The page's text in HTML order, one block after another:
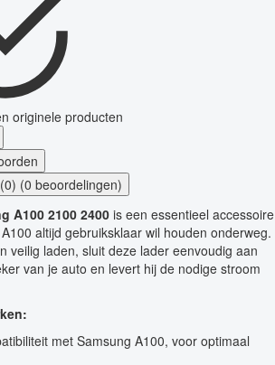
originele producten
(0 beoordelingen)
A100 2100 2400 is een essentieel accessoire
altijd gebruiksklaar wil houden onderweg.
veilig laden, sluit deze lader eenvoudig aan
van je auto en levert hij de nodige stroom
met Samsung A100, voor optimaal